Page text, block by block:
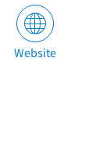
Website